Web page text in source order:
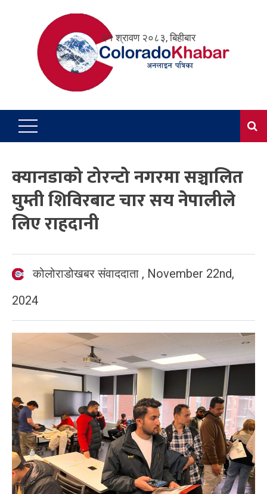
२१ श्रावण २०८३, बिहीबार
क्यानडाको टोरन्टो नगरमा सञ्चालित
घुम्ती शिविरबाट चार सय नेपालीले
लिए राहदानी
कोलोराडोखबर संवाददाता , November 22nd,
2024